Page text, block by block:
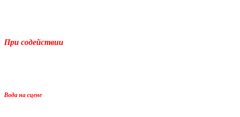
При содействии
Вода на сцене